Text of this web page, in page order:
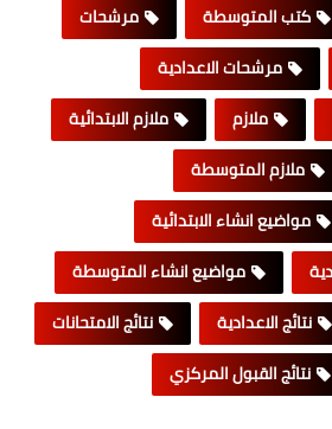
كتب المتوسطة
مرشحات
مرشحات الاعدادية
ملازم
ملازم الابتدائية
ملازم المتوسطة
مواضيع انشاء الابتدائية
مواضيع انشاء المتوسطة
نتائج الاعدادية
نتائج الامتحانات
نتائج القبول المركزي